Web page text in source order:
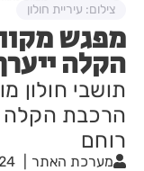
מפגש
הקלה
תושבי חולון
הרכבת הקלה
רוחם
מערכת האתר
צילום: עיריית חולון